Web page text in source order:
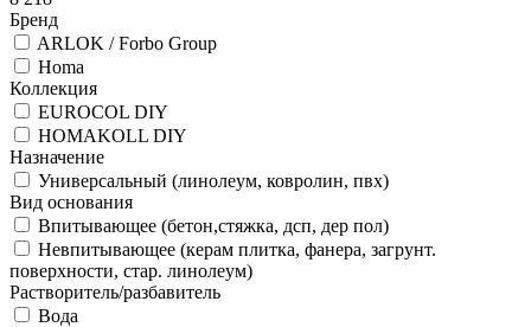
Бренд
ARLOK / Forbo Group
Homa
Коллекция
EUROCOL DIY
HOMAKOLL DIY
Назначение
Универсальный (линолеум, ковролин, пвх)
Вид основания
Впитывающее (бетон,стяжка, дсп, дер пол)
Невпитывающее (керам плитка, фанера, загрунт.
поверхности, стар. линолеум)
Растворитель/разбавитель
Вода